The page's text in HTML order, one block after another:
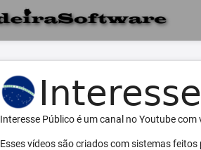
Interesse Público é um canal no Youtube
Esses vídeos são criados com sistemas